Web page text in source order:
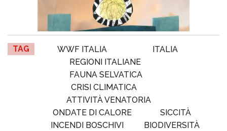
TAG WWF ITALIA
ITALIA
REGIONI ITALIANE
FAUNA SELVATICA
CRISI CLIMATICA
ATTIVITÀ VENATORIA
ONDATE DI CALORE
SICCITÀ
INCENDI BOSCHIVI
BIODIVERSITÀ